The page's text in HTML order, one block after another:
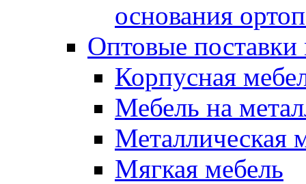
основания
Оптовые поставки
Корпусная
Мебель на
Металлическая
Мягкая мебель